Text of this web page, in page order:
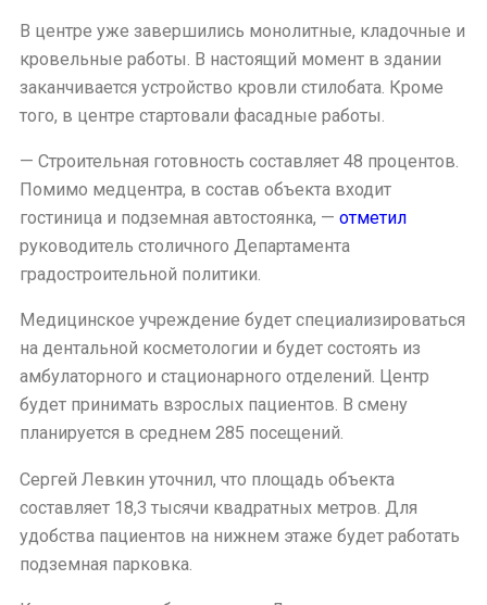
В центре уже завершились монолитные, кладочные и
кровельные работы. В настоящий момент в здании
заканчивается устройство кровли стилобата. Кроме
того, в центре стартовали фасадные работы.
— Строительная готовность составляет 48 процентов.
Помимо медцентра, в состав объекта входит
гостиница и подземная автостоянка, — отметил
руководитель столичного Департамента
градостроительной политики.
Медицинское учреждение будет специализироваться
на дентальной косметологии и будет состоять из
амбулаторного и стационарного отделений. Центр
будет принимать взрослых пациентов. В смену
планируется в среднем 285 посещений.
Сергей Левкин уточнил, что площадь объекта
составляет 18,3 тысячи квадратных метров. Для
удобства пациентов на нижнем этаже будет работать
подземная парковка.